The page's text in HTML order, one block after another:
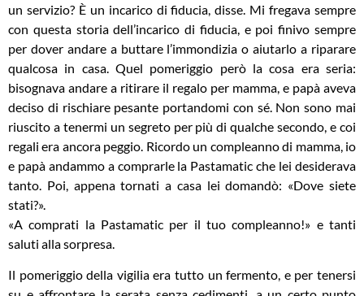
un servizio? È un incarico di fiducia, disse. Mi fregava sempre
con questa storia dell’incarico di fiducia, e poi finivo sempre
per dover andare a buttare l’immondizia o aiutarlo a riparare
qualcosa in casa. Quel pomeriggio però la cosa era seria:
bisognava andare a ritirare il regalo per mamma, e papà aveva
deciso di rischiare pesante portandomi con sé. Non sono mai
riuscito a tenermi un segreto per più di qualche secondo, e coi
regali era ancora peggio. Ricordo un compleanno di mamma, io
e papà andammo a comprarle la Pastamatic che lei desiderava
tanto. Poi, appena tornati a casa lei domandò: «Dove siete
stati?».
«A comprati la Pastamatic per il tuo compleanno!» e tanti
saluti alla sorpresa.
Il pomeriggio della vigilia era tutto un fermento, e per tenersi